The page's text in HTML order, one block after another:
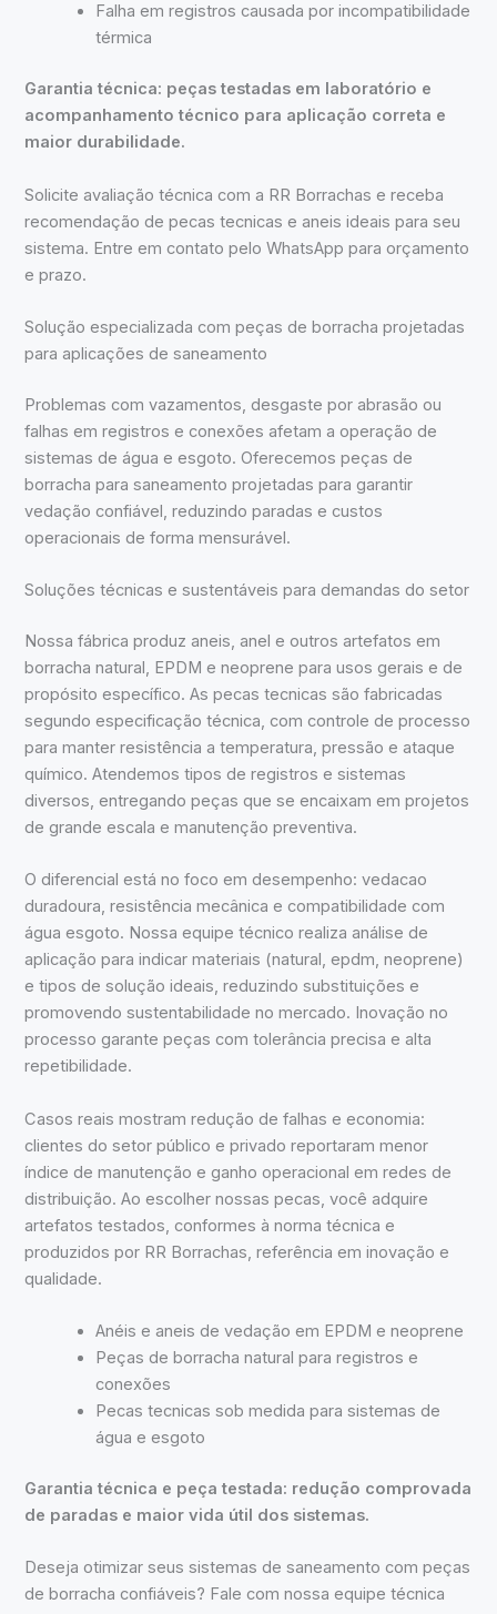
Falha em registros causada por incompatibilidade
térmica
Garantia técnica: peças testadas em laboratório e
acompanhamento técnico para aplicação correta e
maior durabilidade.
Solicite avaliação técnica com a RR Borrachas e receba
recomendação de pecas tecnicas e aneis ideais para seu
sistema. Entre em contato pelo WhatsApp para orçamento
e prazo.
Solução especializada com peças de borracha projetadas
para aplicações de saneamento
Problemas com vazamentos, desgaste por abrasão ou
falhas em registros e conexões afetam a operação de
sistemas de água e esgoto. Oferecemos peças de
borracha para saneamento projetadas para garantir
vedação confiável, reduzindo paradas e custos
operacionais de forma mensurável.
Soluções técnicas e sustentáveis para demandas do setor
Nossa fábrica produz aneis, anel e outros artefatos em
borracha natural, EPDM e neoprene para usos gerais e de
propósito específico. As pecas tecnicas são fabricadas
segundo especificação técnica, com controle de processo
para manter resistência a temperatura, pressão e ataque
químico. Atendemos tipos de registros e sistemas
diversos, entregando peças que se encaixam em projetos
de grande escala e manutenção preventiva.
O diferencial está no foco em desempenho: vedacao
duradoura, resistência mecânica e compatibilidade com
água esgoto. Nossa equipe técnico realiza análise de
aplicação para indicar materiais (natural, epdm, neoprene)
e tipos de solução ideais, reduzindo substituições e
promovendo sustentabilidade no mercado. Inovação no
processo garante peças com tolerância precisa e alta
repetibilidade.
Casos reais mostram redução de falhas e economia:
clientes do setor público e privado reportaram menor
índice de manutenção e ganho operacional em redes de
distribuição. Ao escolher nossas pecas, você adquire
artefatos testados, conformes à norma técnica e
produzidos por RR Borrachas, referência em inovação e
qualidade.
Anéis e aneis de vedação em EPDM e neoprene
Peças de borracha natural para registros e
conexões
Pecas tecnicas sob medida para sistemas de
água e esgoto
Garantia técnica e peça testada: redução comprovada
de paradas e maior vida útil dos sistemas.
Deseja otimizar seus sistemas de saneamento com peças
de borracha confiáveis? Fale com nossa equipe técnica